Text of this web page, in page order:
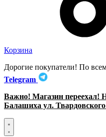
Корзина
Дорогие покупатели! По
Telegram
Важно! Магазин переехал!
Балашиха ул.